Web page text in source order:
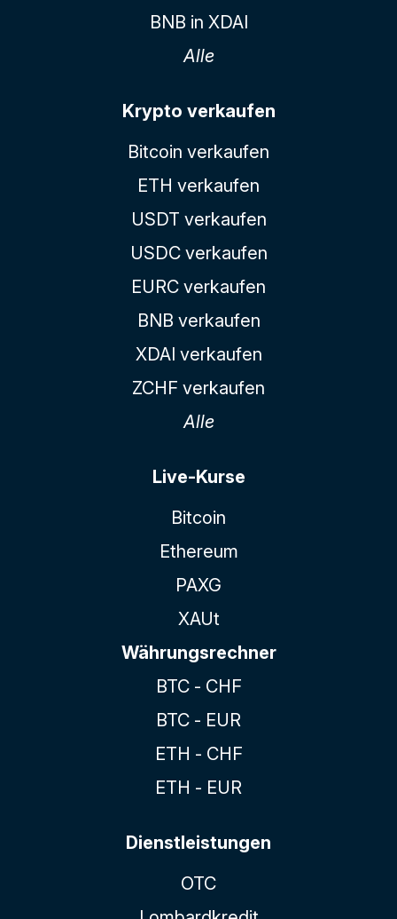
BNB in XDAI
Alle
Krypto verkaufen
Bitcoin verkaufen
ETH verkaufen
USDT verkaufen
USDC verkaufen
EURC verkaufen
BNB verkaufen
XDAI verkaufen
ZCHF verkaufen
Alle
Live-Kurse
Bitcoin
Ethereum
PAXG
XAUt
Währungsrechner
BTC - CHF
BTC - EUR
ETH - CHF
ETH - EUR
Dienstleistungen
OTC